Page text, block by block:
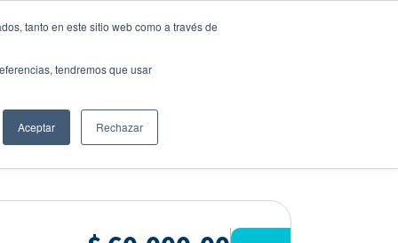
tanto en este sitio web como a través de
tendremos que usar
Aceptar Rechazar
Compartir: